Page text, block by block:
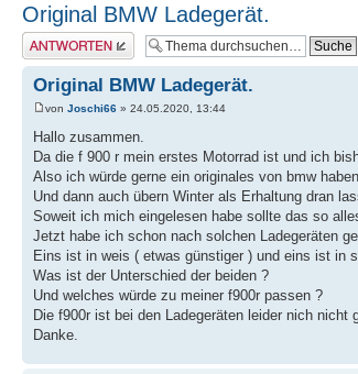
Original BMW Ladegerät.
Antwort schreiben
Original BMW Ladegerät.
von Joschi66 » 24.05.2020, 13:44
Hallo zusammen.
Da die f 900 r mein erstes Motorrad ist und ich
Also ich würde gerne ein originales von bmw
Und dann auch übern Winter als Erhaltung dran
Soweit ich mich eingelesen habe sollte das so
Jetzt habe ich schon nach solchen Ladegeräten
Eins ist in weis ( etwas günstiger ) und eins ist in
Was ist der Unterschied der beiden ?
Und welches würde zu meiner f900r passen ?
Die f900r ist bei den Ladegeräten leider nich nicht
Danke.